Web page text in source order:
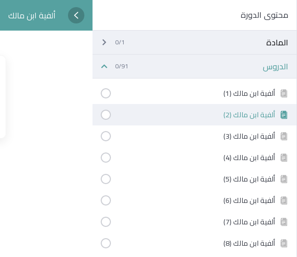
محتوى الدورة
المادة
0/1
الدروس 0/91
ألفية ابن مالك (1)
ألفية ابن مالك (2)
ألفية ابن مالك (3)
ألفية ابن مالك (4)
ألفية ابن مالك (5)
ألفية ابن مالك (6)
ألفية ابن مالك (7)
ألفية ابن مالك (8)
ألفية ابن مالك